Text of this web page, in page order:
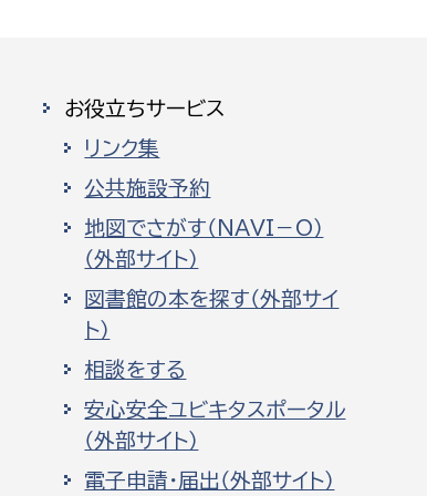
お役立ちサービス
リンク集
公共施設予約
地図でさがす（NAVI－O）
（外部サイト）
図書館の本を探す（外部サイ
ト）
相談をする
安心安全ユビキタスポータル
（外部サイト）
電子申請・届出（外部サイト）